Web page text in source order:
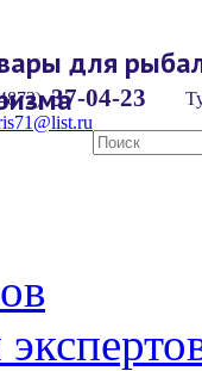
для
37-04-23